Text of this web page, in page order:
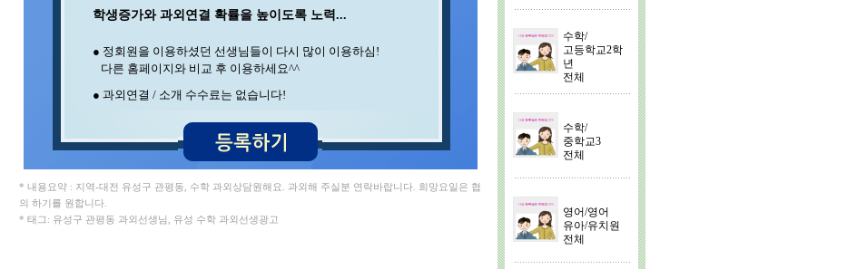
윤** 물리 , 이** 중국어회화/중국어
구** 수학 , 김** 수학
조** 영어 , 양** 영어
송* 영어/과학 , 홍* 수학
최** 일본어/일본어회화 , 김** 수학/영어
김** 수학 , 김** 수학
정** 수학/국어 , 조** 수학
중** 과학 , 이** 수학
김** 수학/과학 , 이** 수학/영어
김** 영어/일본어 , 박** 수학
이** 영어 , 최** 수학/과학
학생증가와 과외연결 확률을 높이도록 노력...
● 정회원을 이용하셨던 선생님들이 다시 많이 이용하심!
다른 홈페이지와 비교 후 이용하세요^^
● 과외연결 / 소개 수수료는 없습니다!
* 내용요약 : 지역-대전 유성구 관평동, 수학 과외상담원해요. 과외해 주실분 연락바랍니다. 희망요일은 협
의 하기를 원합니다.
* 태그: 유성구 관평동 과외선생님, 유성 수학 과외선생광고
수학/
고등학교2학
년
전체
수학/
중학교3
전체
영어/영어
유아/유치원
전체